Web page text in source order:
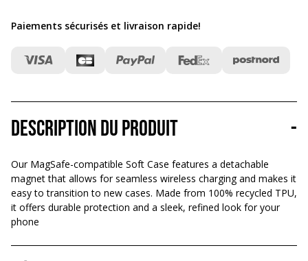
Paiements sécurisés et livraison rapide!
Description du produit -
Our MagSafe-compatible Soft Case features a detachable
magnet that allows for seamless wireless charging and makes it
easy to transition to new cases. Made from 100% recycled TPU,
it offers durable protection and a sleek, refined look for your
phone